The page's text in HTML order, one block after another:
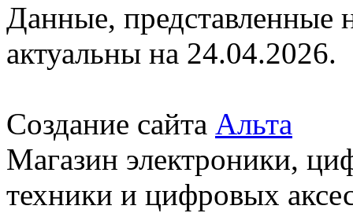
Данные, представленные
актуальны на 24.04.2026.
Создание сайта Альта
Магазин электроники,
техники и цифровых